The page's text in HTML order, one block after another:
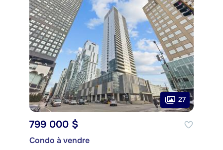
27
799 000 $
Condo à vendre